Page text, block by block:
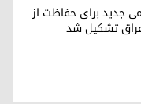
جدید برای حفاظت از
تشکیل شد